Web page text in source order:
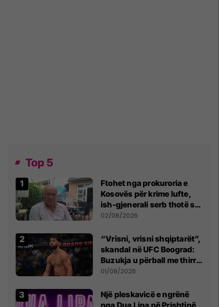
Top 5
Ftohet nga prokuroria e
Kosovës për krime lufte,
ish-gjenerali serb thotë se
dikush e tradhtoi në
02/08/2026
“Vrisni, vrisni shqiptarët”,
skandal në UFC Beograd:
Buzukja u përball me thirrje
anti-shqiptare nga
01/08/2026
Një pleskavicë e ngrënë
nga Dua Lipa në Prishtinë